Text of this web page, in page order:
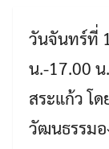
วันจันทร์ที่
น.-17.00 น
สระแก้ว โ
วัฒนธรรมอ